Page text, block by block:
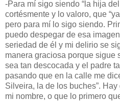
-Para mí sigo siendo “la hija
cortésmente y lo valoro, que
pero para mí lo sigo siendo.
puedo despegar de esa
seriedad de él y mi delirio se
manera graciosa porque sigue
sea tan descocada y el padre
pasando que en la calle me
Silveira, la de los buches”.
mi nombre, o que lo primero